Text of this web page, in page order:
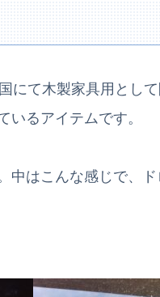
にて木製家具用とし
いるアイテムです。
中はこんな感じで、ド